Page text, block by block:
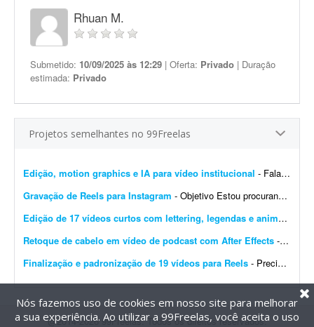
Rhuan M.
Submetido: 10/09/2025 às 12:29 | Oferta: Privado | Duração
estimada: Privado
Projetos semelhantes no 99Freelas
Edição, motion graphics e IA para vídeo institucional - Fala, pessoal! A Raja Hidráulicos está com um projeto legal de vídeo institucional e precisamos de alguém que dê conta de umas 3 frentes: - Trechos feitos com IA ...
Gravação de Reels para Instagram - Objetivo Estou procurando um(a) criador(a) de conteúdo para gravar um vídeo em formato Reels (estilo UGC), que será utilizado como anúncio patrocinado no Instagram. O ...
Edição de 17 vídeos curtos com lettering, legendas e animações
Retoque de cabelo em vídeo de podcast com After Effects - Preciso corrigir uma entrada de cabelo (calvície) em um vídeo de podcast. O vídeo tem 55 minutos. A câmera é fixa e a entrada aparece sempre do lado esquerdo da t...
Finalização e padronização de 19 vídeos para Reels - Precisamos de um freelancer para realizar a pós-produção de 19 vídeos curtos, gravados para serem combinados posteriormente na criação de diferentes criati...
@2014-2026 99Freelas. Todos os direitos reservados.
Nós fazemos uso de cookies em nosso site para melhorar
a sua experiência. Ao utilizar a 99Freelas, você aceita o uso